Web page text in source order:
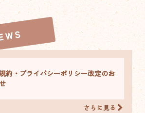
約・プライバシーポリシー改定のお
さらに見る